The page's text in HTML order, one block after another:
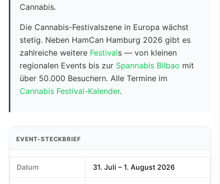
Cannabis.
Die Cannabis-Festivalszene in Europa wächst
stetig. Neben HamCan Hamburg 2026 gibt es
zahlreiche weitere Festivals — von kleinen
regionalen Events bis zur Spannabis Bilbao mit
über 50.000 Besuchern. Alle Termine im
Cannabis Festival-Kalender.
EVENT-STECKBRIEF
Datum 31. Juli – 1. August 2026